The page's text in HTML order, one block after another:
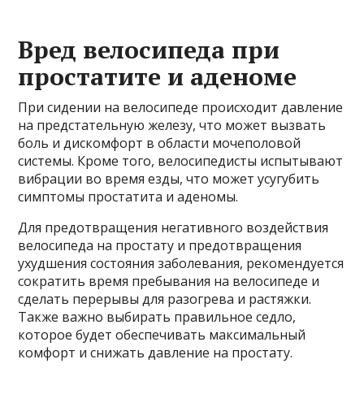
Вред велосипеда при
простатите и аденоме
При сидении на велосипеде происходит давление
на предстательную железу, что может вызвать
боль и дискомфорт в области мочеполовой
системы. Кроме того, велосипедисты испытывают
вибрации во время езды, что может усугубить
симптомы простатита и аденомы.
Для предотвращения негативного воздействия
велосипеда на простату и предотвращения
ухудшения состояния заболевания, рекомендуется
сократить время пребывания на велосипеде и
сделать перерывы для разогрева и растяжки.
Также важно выбирать правильное седло,
которое будет обеспечивать максимальный
комфорт и снижать давление на простату.